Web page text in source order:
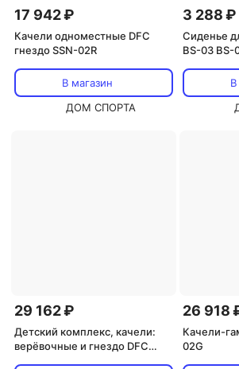
17 942 ₽
Качели одноместные DFC
гнездо SSN-02R
В магазин
ДОМ СПОРТА
3 288 ₽
Сиденье
BS-03 BS-
В
29 162 ₽
Детский комплекс, качели:
верёвочные и гнездо DFC
26 918
Качели-
02G